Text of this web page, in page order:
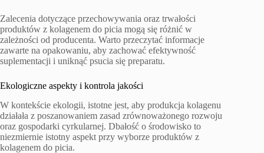
Zalecenia dotyczące przechowywania oraz trwałości
produktów z kolagenem do picia mogą się różnić w
zależności od producenta. Warto przeczytać informacje
zawarte na opakowaniu, aby zachować efektywność
suplementacji i uniknąć psucia się preparatu.
Ekologiczne aspekty i kontrola jakości
W kontekście ekologii, istotne jest, aby produkcja kolagenu
działała z poszanowaniem zasad zrównoważonego rozwoju
oraz gospodarki cyrkularnej. Dbałość o środowisko to
niezmiernie istotny aspekt przy wyborze produktów z
kolagenem do picia.